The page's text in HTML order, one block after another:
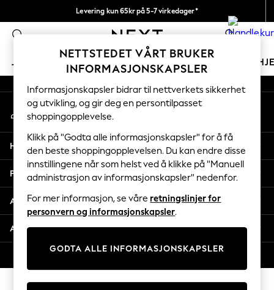
Levering kun 65kr på 5-7 virkedager*
Vi betaler alle tollavgifter 0
JENTER GUTTER BABY KVINNER
GIRLS
New In
50 - 92cm
98 - 110cm
116 - 134cm
140 - 174cm
Trending: Top & Short Sets
Trending: Clogs
Toy Story
THE SET
Coats & Jackets
Sweatshirts & Hoodies
Knitwear
An error occurred on client
Våre sosiale nettverk
Min konto
Logg inn på kontoen din
Hjelp
Personvern & Juridisk
Avdelinger
Andre tjenester
NETTSTEDET VÅRT BRUKER
INFORMASJONSKAPSLER
Informasjonskapsler bidrar til nettverkets sikkerhet
og utvikling, og gir deg en persontilpasset
shoppingopplevelse.
Klikk på "Godta alle informasjonskapsler" for å få
den beste shoppingopplevelsen. Du kan endre disse
innstillingene når som helst ved å klikke på "Manuell
administrasjon av informasjonskapsler" nedenfor.
For mer informasjon, se våre retningslinjer for
personvern og informasjonskapsler.
GODTA ALLE INFORMASJONSKAPSLER